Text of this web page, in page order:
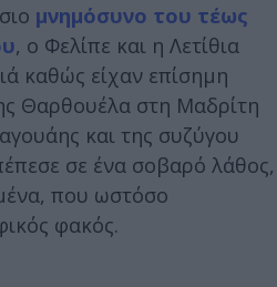
μνημόσυνο του τέως
, ο Φελίπε και η Λετίθια
καθώς είχαν επίσημη
Θαρθουέλα στη Μαδρίτη
και της συζύγου
σε ένα σοβαρό λάθος,
που ωστόσο
φακός.